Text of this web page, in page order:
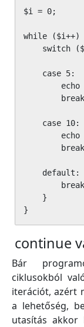
$i = 0;
while ($i++)
switch
    case 5:
echo
    case 10:
echo
    default:
    }
}
continue
Bár
ciklusokból
iterációt, azért
a lehetőség,
utasítás akkor